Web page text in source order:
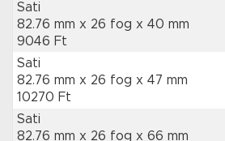
Sati
82.76 mm x 26 fog x 40 mm
9046 Ft
Sati
82.76 mm x 26 fog x 47 mm
10270 Ft
Sati
82.76 mm x 26 fog x 66 mm